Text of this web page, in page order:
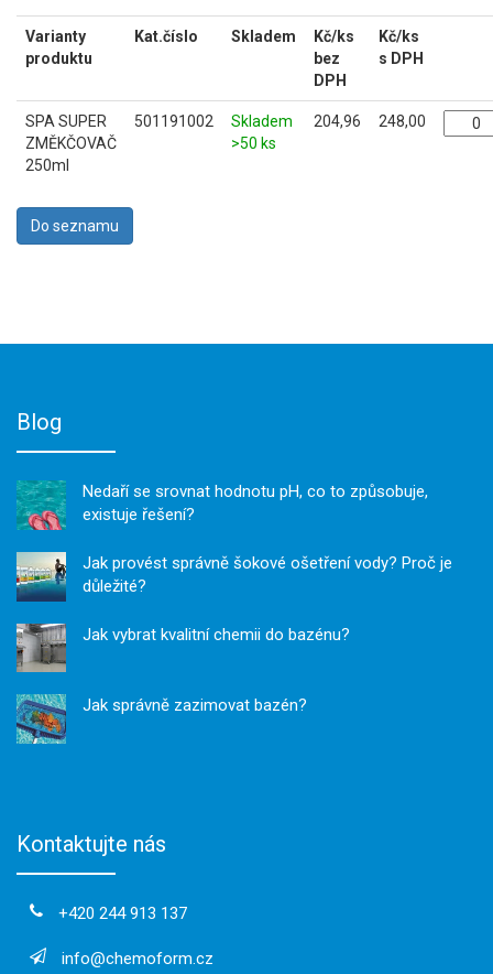
Varianty
produktu
Kat.číslo Skladem
Kč/ks
bez
DPH
Kč/ks
s DPH
SPA SUPER
ZMĚKČOVAČ
250ml
501191002
Skladem
>50 ks
204,96 248,00
Blog
Nedaří se srovnat hodnotu pH, co to způsobuje,
existuje řešení?
Jak provést správně šokové ošetření vody? Proč je
důležité?
Jak vybrat kvalitní chemii do bazénu?
Jak správně zazimovat bazén?
Kontaktujte nás
+420 244 913 137
info@chemoform.cz